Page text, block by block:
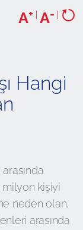
A+ | A- |
Hangi
milyon kişiyi
neden olan,
arasında